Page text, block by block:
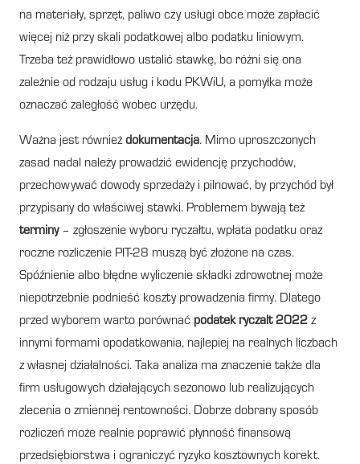
na materiały, sprzęt, paliwo czy usługi obce może zapłacić
więcej niż przy skali podatkowej albo podatku liniowym.
Trzeba też prawidłowo ustalić stawkę, bo różni się ona
zależnie od rodzaju usług i kodu PKWiU, a pomyłka może
oznaczać zaległość wobec urzędu.
Ważna jest również dokumentacja. Mimo uproszczonych
zasad nadal należy prowadzić ewidencję przychodów,
przechowywać dowody sprzedaży i pilnować, by przychód był
przypisany do właściwej stawki. Problemem bywają też
terminy– zgłoszenie wyboru ryczałtu, wpłata podatku oraz
roczne rozliczenie PIT-28 muszą być złożone na czas.
Spóźnienie albo błędne wyliczenie składki zdrowotnej może
niepotrzebnie podnieść koszty prowadzenia firmy. Dlatego
przed wyborem warto porównać podatek ryczalt 2022 z
innymi formami opodatkowania, najlepiej na realnych liczbach
z własnej działalności. Taka analiza ma znaczenie także dla
firm usługowych działających sezonowo lub realizujących
zlecenia o zmiennej rentowności. Dobrze dobrany sposób
rozliczeń może realnie poprawić płynność finansową
przedsiębiorstwa i ograniczyć ryzyko kosztownych korekt.